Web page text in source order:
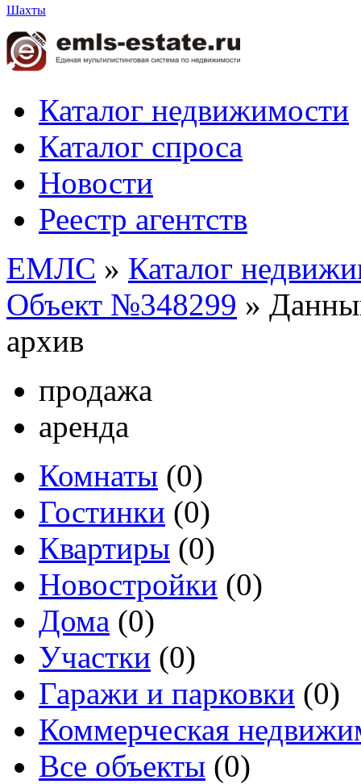
Шахты
Каталог недвижимости
Каталог спроса
Новости
Реестр агентств
ЕМЛС » Каталог
Объект №348299 »
архив
продажа
аренда
Комнаты (0)
Гостинки (0)
Квартиры (0)
Новостройки (0)
Дома (0)
Участки (0)
Гаражи и парковки (0)
Коммерческая
Все объекты (0)